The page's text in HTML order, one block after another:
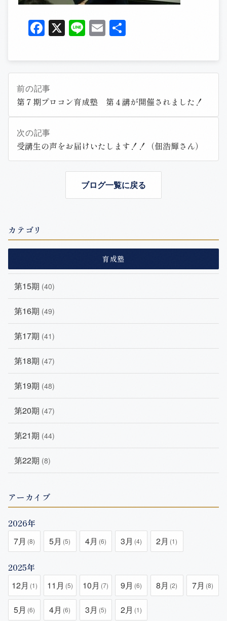
Facebook
X LineEmail
前の記事
第７期プロコン育成塾 第４講が開催されました！
次の記事
受講生の声をお届けいたします！！（佃浩輝さん）
ブログ一覧に戻る
カテゴリ
育成塾
第15期 (40)
第16期 (49)
第17期 (41)
第18期 (47)
第19期 (48)
第20期 (47)
第21期 (44)
第22期 (8)
アーカイブ
2026年
7月 (8) 5月 (5) 4月 (6) 3月 (4) 2月 (1)
2025年
12月 (1) 11月 (5) 10月 (7) 9月 (6) 8月 (2) 7月 (8)
5月 (6) 4月 (6) 3月 (5) 2月 (1)